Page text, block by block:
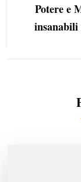
Potere e
insanabili